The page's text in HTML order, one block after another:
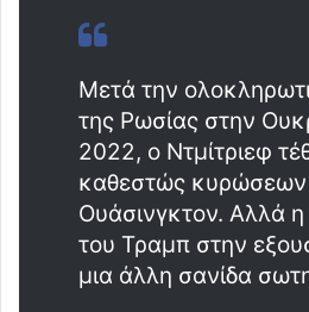
Μετά την
της Ρωσίας στην
2022, ο Ντμίτριεφ
καθεστώς κυρώσεων
Ουάσινγκτον. Αλλά η
του Τραμπ στην
μια άλλη σανίδα